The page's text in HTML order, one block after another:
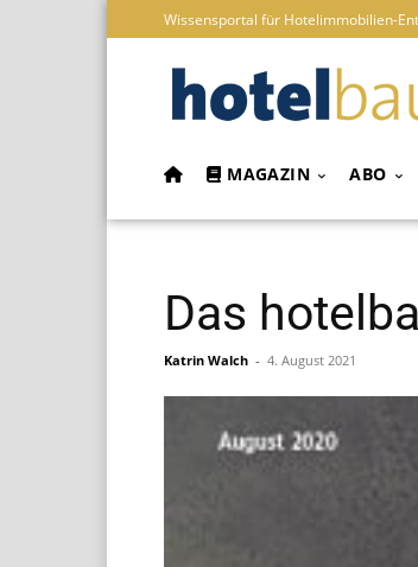
Wissensportal für Hotelimmobilien-
MAGAZIN ABO
Das
Katrin Walch - 4. August 2021